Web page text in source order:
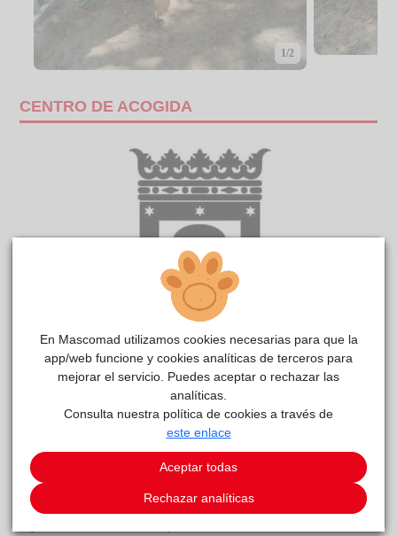
1/2
CENTRO DE ACOGIDA
SULTÁNreside actualmente en el centro de acogida
Centro de Protección Animal
Carácter
Sultán es un perro simpático, bueno con personas y sociable
con algunos perros si resulta ser afin, con otros, puede ser
En Mascomad utilizamos cookies necesarias para que la
app/web funcione y cookies analíticas de terceros para
mejorar el servicio. Puedes aceptar o rechazar las
analíticas.
Consulta nuestra política de cookies a través de
este enlace
Aceptar todas
Rechazar analíticas